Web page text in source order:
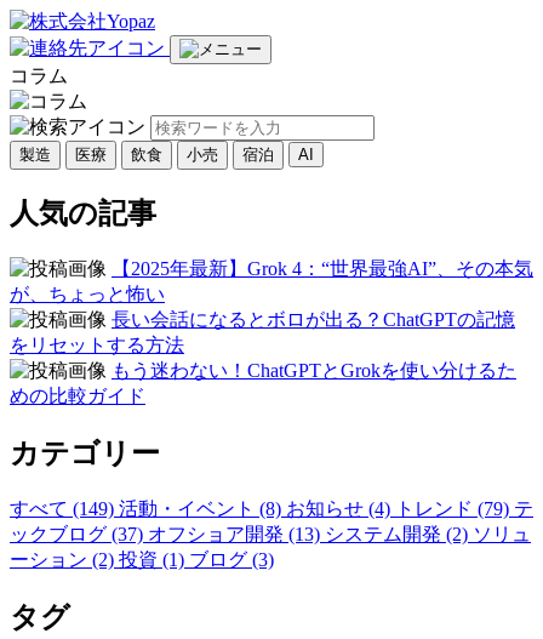
コラム
製造 医療 飲食 小売 宿泊 AI
人気の記事
【2025年最新】Grok 4：“世界最強AI”、その本気
が、ちょっと怖い
長い会話になるとボロが出る？ChatGPTの記憶
をリセットする方法
もう迷わない！ChatGPTとGrokを使い分けるた
めの比較ガイド
カテゴリー
すべて (149) 活動・イベント (8) お知らせ (4) トレンド (79) テ
ックブログ (37) オフショア開発 (13) システム開発 (2) ソリュ
ーション (2) 投資 (1) ブログ (3)
タグ